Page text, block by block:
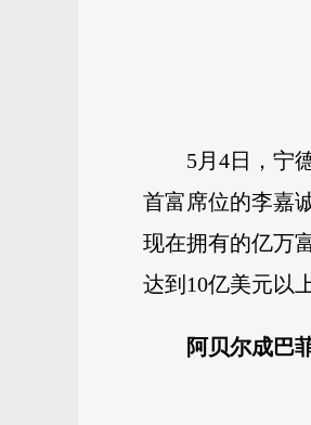
5月4日，宁
首富席位的李嘉
现在拥有的亿万
达到10亿美元以
阿贝尔成巴